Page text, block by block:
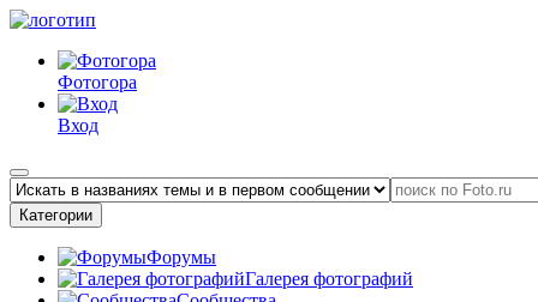
Фотогора
Вход
Категории
Форумы
Галерея фотографий